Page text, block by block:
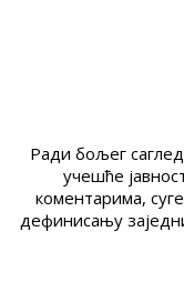
Ради бољег
учешће
коментарима,
дефинисању